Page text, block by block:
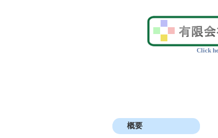
Click
概要